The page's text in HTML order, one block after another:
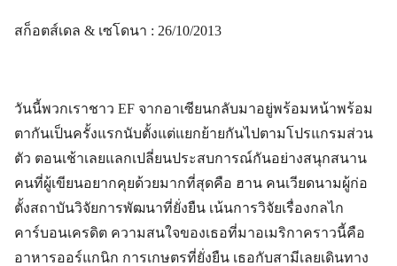
สก็อตส์เดล & เซโดนา : 26/10/2013
วันนี้พวกเราชาว EF จากอาเซียนกลับมาอยู่พร้อมหน้าพร้อม
ตากันเป็นครั้งแรกนับตั้งแต่แยกย้ายกันไปตามโปรแกรมส่วน
ตัว ตอนเช้าเลยแลกเปลี่ยนประสบการณ์กันอย่างสนุกสนาน
คนที่ผู้เขียนอยากคุยด้วยมากที่สุดคือ ฮาน คนเวียดนามผู้ก่อ
ตั้งสถาบันวิจัยการพัฒนาที่ยั่งยืน เน้นการวิจัยเรื่องกลไก
คาร์บอนเครดิต ความสนใจของเธอที่มาอเมริกาคราวนี้คือ
อาหารออร์แกนิก การเกษตรที่ยั่งยืน เธอกับสามีเลยเดินทาง